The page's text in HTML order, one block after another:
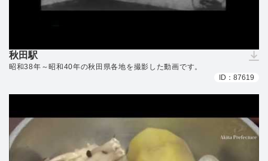
秋田駅
（ダウンロードできません）
昭和38年～昭和40年の秋田県各地を撮影した動画です。
ID：87619